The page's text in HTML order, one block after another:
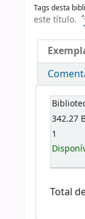
Tags desta
este título.
342.27
1
Total